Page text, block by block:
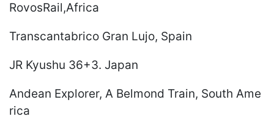
RovosRail,Africa
Transcantabrico Gran Lujo, Spain
JR Kyushu 36+3. Japan
Andean Explorer, A Belmond Train, South Ame
rica